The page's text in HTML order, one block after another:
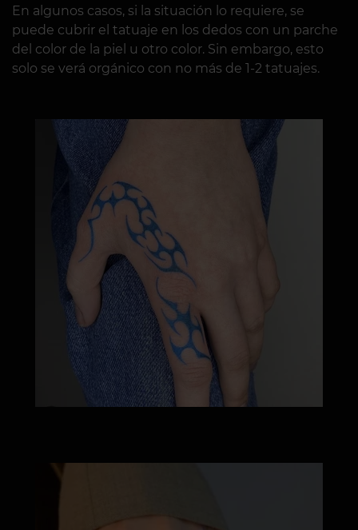
En algunos casos, si la situación lo requiere, se
puede cubrir el tatuaje en los dedos con un parche
del color de la piel u otro color. Sin embargo, esto
solo se verá orgánico con no más de 1-2 tatuajes.